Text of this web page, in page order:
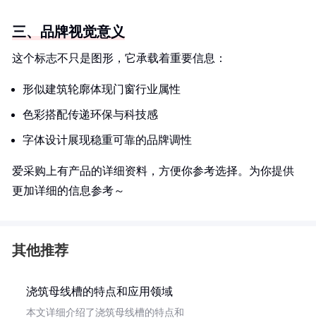
三、品牌视觉意义
这个标志不只是图形，它承载着重要信息：
形似建筑轮廓体现门窗行业属性
色彩搭配传递环保与科技感
字体设计展现稳重可靠的品牌调性
爱采购上有产品的详细资料，方便你参考选择。为你提供
更加详细的信息参考～
其他推荐
浇筑母线槽的特点和应用领域
本文详细介绍了浇筑母线槽的特点和